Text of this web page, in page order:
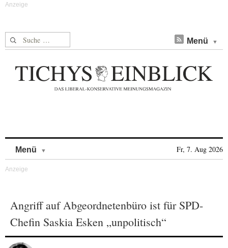
Suche nach: Menü
Menü Fr, 7. Aug 2026
Angriff auf Abgeordnetenbüro ist für SPD-
Chefin Saskia Esken „unpolitisch“